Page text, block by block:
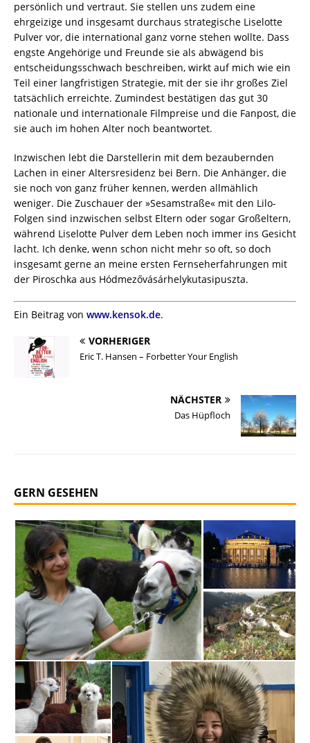
persönlich und vertraut. Sie stellen uns zudem eine
ehrgeizige und insgesamt durchaus strategische Liselotte
Pulver vor, die international ganz vorne stehen wollte. Dass
engste Angehörige und Freunde sie als abwägend bis
entscheidungsschwach beschreiben, wirkt auf mich wie ein
Teil einer langfristigen Strategie, mit der sie ihr großes Ziel
tatsächlich erreichte. Zumindest bestätigen das gut 30
nationale und internationale Filmpreise und die Fanpost, die
sie auch im hohen Alter noch beantwortet.
Inzwischen lebt die Darstellerin mit dem bezaubernden
Lachen in einer Altersresidenz bei Bern. Die Anhänger, die
sie noch von ganz früher kennen, werden allmählich
weniger. Die Zuschauer der »Sesamstraße« mit den Lilo-
Folgen sind inzwischen selbst Eltern oder sogar Großeltern,
während Liselotte Pulver dem Leben noch immer ins Gesicht
lacht. Ich denke, wenn schon nicht mehr so oft, so doch
insgesamt gerne an meine ersten Fernseherfahrungen mit
der Piroschka aus Hódmezővásárhelykutasipuszta.
Ein Beitrag von www.kensok.de.
VORHERIGER
Eric T. Hansen – Forbetter Your English
NÄCHSTER
Das Hüpfloch
GERN GESEHEN